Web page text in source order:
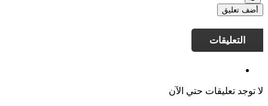
أضف تعليق
التعليقات
لا توجد تعليقات حتي الآن